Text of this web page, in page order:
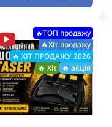
🔥ТОП продажу
🔥Хіт продажу
🔥 ХІТ ПРОДАЖУ 2026
🔥 Хіт 🔥 акція